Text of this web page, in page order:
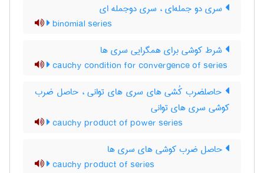
سری دو جمله‌ای ، سری دوجمله ای
binomial series
شرط کوشی برای همگرایی سری ها
cauchy condition for convergence of series
حاصلضرب کُشی های سری های توانی ، حاصل ضرب
کوشی سری های توانی
cauchy product of power series
حاصل ضرب کوشی های سری ها
cauchy product of series